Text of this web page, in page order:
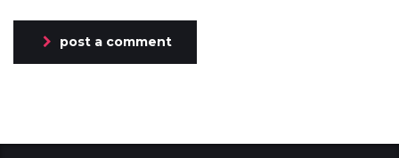
post a comment